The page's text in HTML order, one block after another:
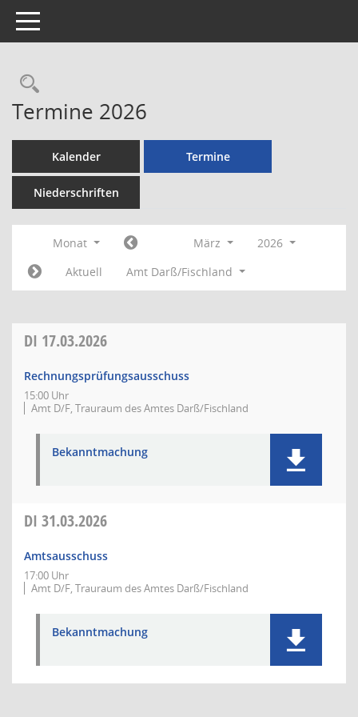
Toggle navigation
Rechercheauswahl
Termine 2026
Kalender Termine
Niederschriften
Monat März
2026
Aktuell
Amt Darß/Fischland
DI 17.03.2026
Rechnungsprüfungsausschuss
15:00 Uhr
Amt D/F, Trauraum des Amtes Darß/Fischland
Bekanntmachung
DI 31.03.2026
Amtsausschuss
17:00 Uhr
Amt D/F, Trauraum des Amtes Darß/Fischland
Bekanntmachung